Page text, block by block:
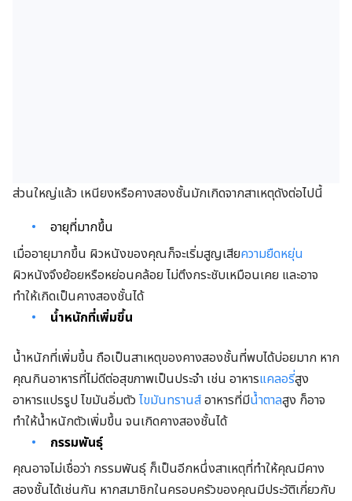
ส่วนใหญ่แล้ว เหนียงหรือคางสองชั้นมักเกิดจากสาเหตุดังต่อไปนี้
อายุที่มากขึ้น
เมื่ออายุมากขึ้น ผิวหนังของคุณก็จะเริ่มสูญเสียความยืดหยุ่น
ผิวหนังจึงย้อยหรือหย่อนคล้อย ไม่ตึงกระชับเหมือนเคย และอาจ
ทำให้เกิดเป็นคางสองชั้นได้
น้ำหนักที่เพิ่มขึ้น
น้ำหนักที่เพิ่มขึ้น ถือเป็นสาเหตุของคางสองชั้นที่พบได้บ่อยมาก หาก
คุณกินอาหารที่ไม่ดีต่อสุขภาพเป็นประจำ เช่น อาหารแคลอรี่สูง
อาหารแปรรูป ไขมันอิ่มตัว ไขมันทรานส์อาหารที่มีน้ำตาลสูง ก็อาจ
ทำให้น้ำหนักตัวเพิ่มขึ้น จนเกิดคางสองชั้นได้
กรรมพันธุ์
คุณอาจไม่เชื่อว่า กรรมพันธุ์ ก็เป็นอีกหนึ่งสาเหตุที่ทำให้คุณมีคาง
สองชั้นได้เช่นกัน หากสมาชิกในครอบครัวของคุณมีประวัติเกี่ยวกับ